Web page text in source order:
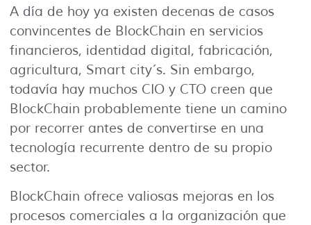
A día de hoy ya existen decenas de casos
convincentes de BlockChain en servicios
financieros, identidad digital, fabricación,
agricultura, Smart city´s. Sin embargo,
todavía hay muchos CIO y CTO creen que
BlockChain probablemente tiene un camino
por recorrer antes de convertirse en una
tecnología recurrente dentro de su propio
sector.
BlockChain ofrece valiosas mejoras en los
procesos comerciales a la organización que